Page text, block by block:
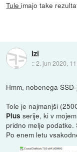
Tuleimajo take
Izi
::2. jun 2020,
Hmm, nobenega
Tole je najmanjši
Plus serije, ki v
pridno melje podatke.
Po enem letu